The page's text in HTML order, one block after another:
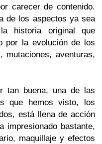
carecer de contenido.
de los aspectos ya sea
historia original que
por la evolución de los
mutaciones, aventuras,
tan buena, una de las
que hemos visto, los
está llena de acción
impresionado bastante,
maquillaje y efectos